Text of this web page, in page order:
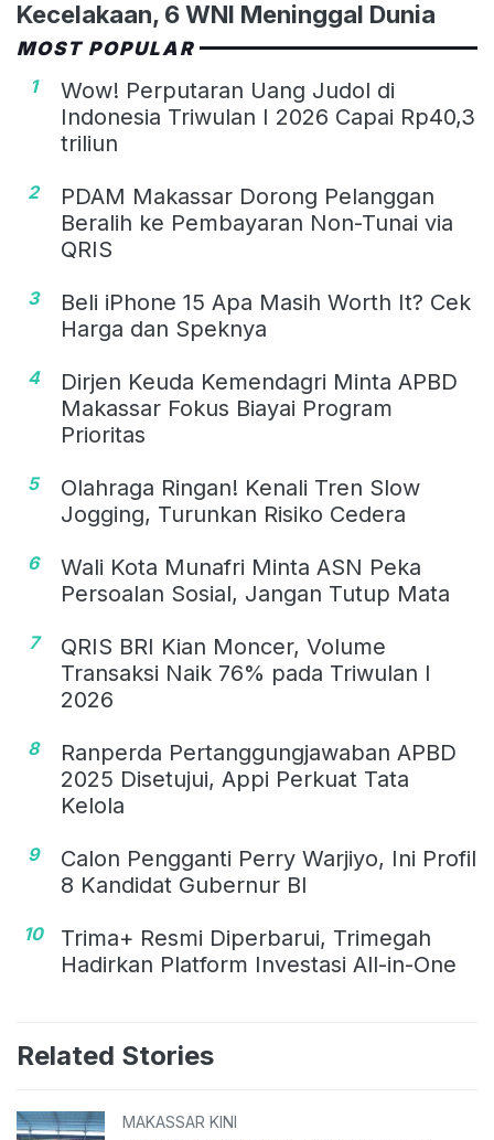
Kecelakaan, 6 WNI Meninggal Dunia
MOST POPULAR
1
Wow! Perputaran Uang Judol di
Indonesia Triwulan I 2026 Capai Rp40,3
triliun
2
PDAM Makassar Dorong Pelanggan
Beralih ke Pembayaran Non-Tunai via
QRIS
3
Beli iPhone 15 Apa Masih Worth It? Cek
Harga dan Speknya
4
Dirjen Keuda Kemendagri Minta APBD
Makassar Fokus Biayai Program
Prioritas
5
Olahraga Ringan! Kenali Tren Slow
Jogging, Turunkan Risiko Cedera
6
Wali Kota Munafri Minta ASN Peka
Persoalan Sosial, Jangan Tutup Mata
7
QRIS BRI Kian Moncer, Volume
Transaksi Naik 76% pada Triwulan I
2026
8
Ranperda Pertanggungjawaban APBD
2025 Disetujui, Appi Perkuat Tata
Kelola
9
Calon Pengganti Perry Warjiyo, Ini Profil
8 Kandidat Gubernur BI
10
Trima+ Resmi Diperbarui, Trimegah
Hadirkan Platform Investasi All-in-One
Related Stories
MAKASSAR KINI